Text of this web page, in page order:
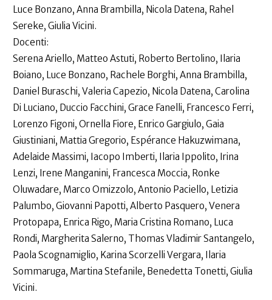
Luce Bonzano, Anna Brambilla, Nicola Datena, Rahel
Sereke, Giulia Vicini.
Docenti:
Serena Ariello, Matteo Astuti, Roberto Bertolino, Ilaria
Boiano, Luce Bonzano, Rachele Borghi, Anna Brambilla,
Daniel Buraschi, Valeria Capezio, Nicola Datena, Carolina
Di Luciano, Duccio Facchini, Grace Fanelli, Francesco Ferri,
Lorenzo Figoni, Ornella Fiore, Enrico Gargiulo, Gaia
Giustiniani, Mattia Gregorio, Espérance Hakuzwimana,
Adelaide Massimi, Iacopo Imberti, Ilaria Ippolito, Irina
Lenzi, Irene Manganini, Francesca Moccia, Ronke
Oluwadare, Marco Omizzolo, Antonio Paciello, Letizia
Palumbo, Giovanni Papotti, Alberto Pasquero, Venera
Protopapa, Enrica Rigo, Maria Cristina Romano, Luca
Rondi, Margherita Salerno, Thomas Vladimir Santangelo,
Paola Scognamiglio, Karina Scorzelli Vergara, Ilaria
Sommaruga, Martina Stefanile, Benedetta Tonetti, Giulia
Vicini.